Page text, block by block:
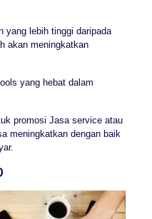
yang lebih tinggi daripada
akan meningkatkan
yang hebat dalam
promosi Jasa service atau
meningkatkan dengan baik